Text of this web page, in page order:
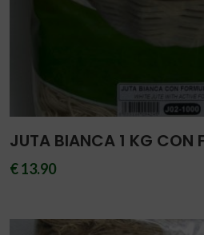
JUTA BIANCA 1 KG CON
€ 13.90